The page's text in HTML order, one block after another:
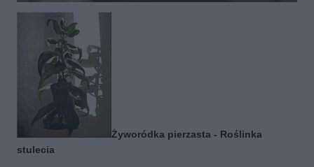
Żyworódka pierzasta - Roślinka
stulecia